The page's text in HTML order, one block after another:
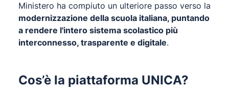
Ministero ha compiuto un ulteriore passo verso la
modernizzazione della scuola italiana, puntando
a rendere l'intero sistema scolastico più
interconnesso, trasparente e digitale.
Cos’è la piattaforma UNICA?